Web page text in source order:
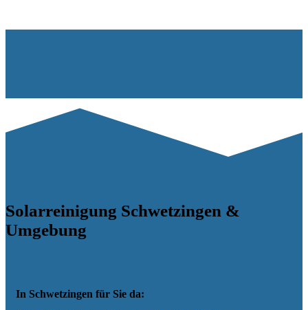
Solarreinigung Schwetzingen &
Umgebung
In Schwetzingen für Sie da: